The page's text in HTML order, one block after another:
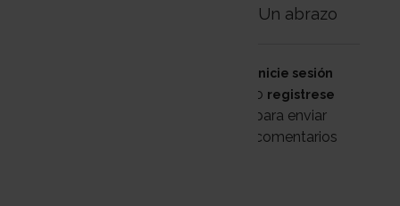
Un abrazo
Inicie sesión
o registrese
para enviar
comentarios